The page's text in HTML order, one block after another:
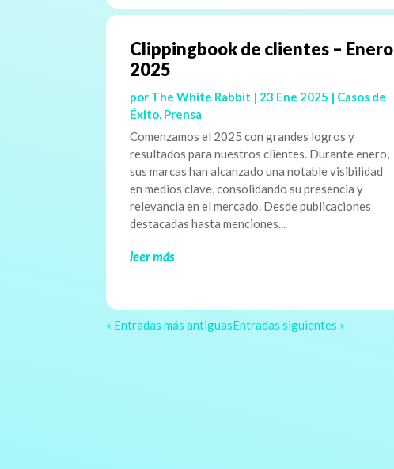
Clippingbook de clientes – Enero
2025
por The White Rabbit | 23 Ene 2025 | Casos de
Éxito Prensa
Comenzamos el 2025 con grandes logros y
resultados para nuestros clientes. Durante enero,
sus marcas han alcanzado una notable visibilidad
en medios clave, consolidando su presencia y
relevancia en el mercado. Desde publicaciones
destacadas hasta menciones...
leer más
« Entradas más antiguasEntradas siguientes »